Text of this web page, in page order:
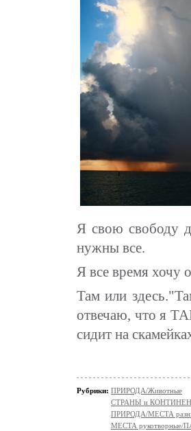
Я свою свободу
нужны все.
Я все время хочу
Там или
отвечаю, что я
сидит на
Рубрики: ПРИРОДА/Животные
СТРАНЫ и
ПРИРОДА/МЕСТА
МЕСТА рукотворные/